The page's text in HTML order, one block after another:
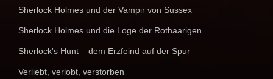
Sherlock Holmes und der Vampir von Sussex
Sherlock Holmes und die Loge der Rothaarigen
Sherlock's Hunt – dem Erzfeind auf der Spur
Verliebt, verlobt, verstorben